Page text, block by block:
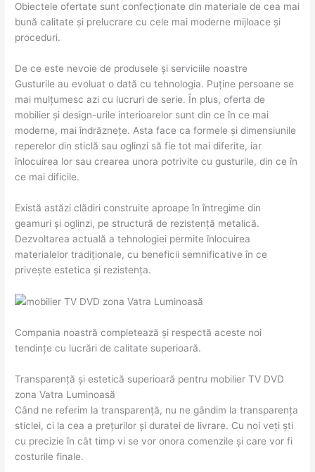
Obiectele ofertate sunt confecționate din materiale de cea mai
bună calitate și prelucrare cu cele mai moderne mijloace și
proceduri.
De ce este nevoie de produsele și serviciile noastre
Gusturile au evoluat o dată cu tehnologia. Puține persoane se
mai mulțumesc azi cu lucruri de serie. În plus, oferta de
mobilier și design-urile interioarelor sunt din ce în ce mai
moderne, mai îndrăznețe. Asta face ca formele și dimensiunile
reperelor din sticlă sau oglinzi să fie tot mai diferite, iar
înlocuirea lor sau crearea unora potrivite cu gusturile, din ce în
ce mai dificile.
Există astăzi clădiri construite aproape în întregime din
geamuri și oglinzi, pe structură de rezistență metalică.
Dezvoltarea actuală a tehnologiei permite înlocuirea
materialelor tradiționale, cu beneficii semnificative în ce
privește estetica și rezistența.
Compania noastră completează și respectă aceste noi
tendințe cu lucrări de calitate superioară.
Transparență și estetică superioară pentru mobilier TV DVD
zona Vatra Luminoasă
Când ne referim la transparență, nu ne gândim la transparența
sticlei, ci la cea a prețurilor și duratei de livrare. Cu noi veți ști
cu precizie în cât timp vi se vor onora comenzile și care vor fi
costurile finale.